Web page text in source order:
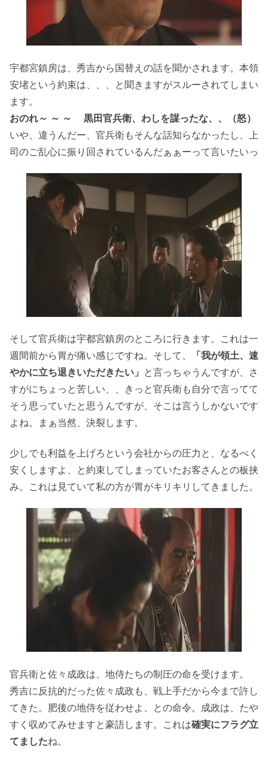
宇都宮鎮房は、秀吉から国替えの話を聞かされます。本領
安堵という約束は、、、と聞きますがスルーされてしまい
ます。
おのれ～ ～ ～ 黒田官兵衛、わしを謀ったな、、（怒）
いや、違うんだー、官兵衛もそんな話知らなかったし、上
司のご乱心に振り回されているんだぁぁーって言いたいっ
そして官兵衛は宇都宮鎮房のところに行きます。これは一
週間前から胃が痛い感じですね。そして、
「我が領土、速
やかに立ち退きいただきたい」 と言っちゃうんですが、さ
すがにちょっと苦しい、、きっと官兵衛も自分で言ってて
そう思っていたと思うんですが、そこは言うしかないです
よね。まぁ当然、決裂します。
少しでも利益を上げろという会社からの圧力と、なるべく
安くしますよ、と約束してしまっていたお客さんとの板挟
み。これは見ていて私の方が胃がキリキリしてきました。
官兵衛と佐々成政は、地侍たちの制圧の命を受けます。
秀吉に反抗的だった佐々成政も、戦上手だから今まで許し
てきた。肥後の地侍を従わせよ、との命令。成政は、たや
すく収めてみせますと豪語します。これは確実にフラグ立
てましたね。